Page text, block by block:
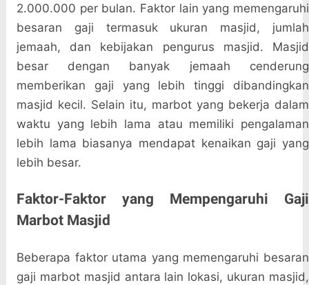
2.000.000 per bulan. Faktor lain yang memengaruhi
besaran gaji termasuk ukuran masjid, jumlah
jemaah, dan kebijakan pengurus masjid. Masjid
besar dengan banyak jemaah cenderung
memberikan gaji yang lebih tinggi dibandingkan
masjid kecil. Selain itu, marbot yang bekerja dalam
waktu yang lebih lama atau memiliki pengalaman
lebih lama biasanya mendapat kenaikan gaji yang
lebih besar.
Faktor-Faktor yang Mempengaruhi Gaji
Marbot Masjid
Beberapa faktor utama yang memengaruhi besaran
gaji marbot masjid antara lain lokasi, ukuran masjid,